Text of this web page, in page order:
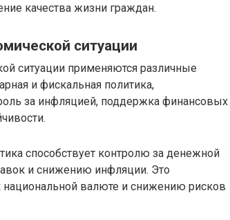
качества жизни граждан.
ситуации
ситуации применяются различные
и фискальная политика,
за инфляцией, поддержка финансовых
способствует контролю за денежной
и снижению инфляции. Это
валюте и снижению рисков